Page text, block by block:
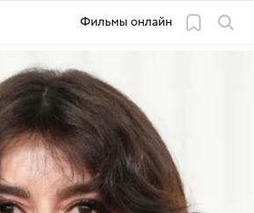
Фильмы онлайн